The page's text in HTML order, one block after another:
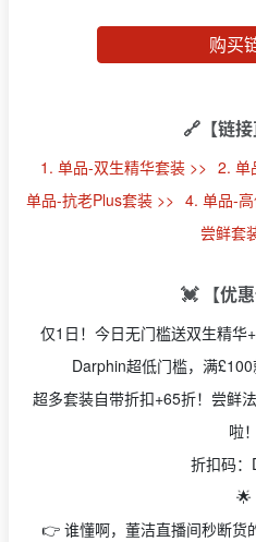
购买
🔗【链接
1. 单品-双生精华套装 >> 2. 单
单品-抗老Plus套装 >> 4. 单品-
尝鲜套
💓 【优惠
仅1日！ 今日无门槛送双生精华
Darphin超低门槛，满£100
超多套装自带折扣+65折！尝鲜
啦！
折扣码：
🌟
👉 谁懂啊，董洁直播间秒断货